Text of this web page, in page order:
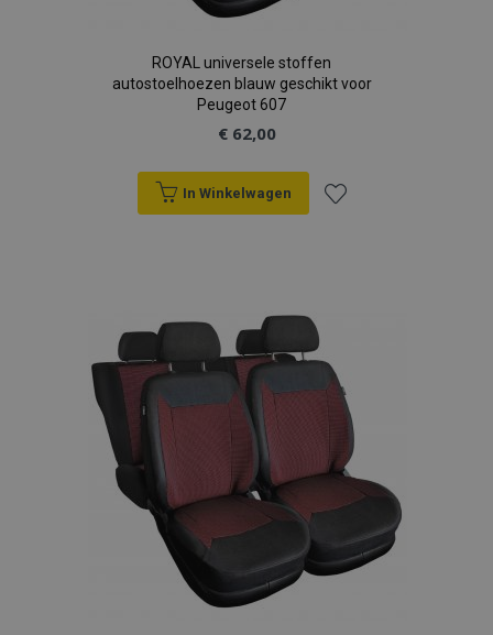
ROYAL universele stoffen
autostoelhoezen blauw geschikt voor
Peugeot 607
€ 62,00
In Winkelwagen
verlanglijst